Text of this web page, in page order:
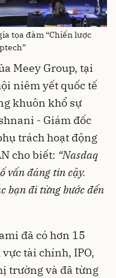
tọa đàm “Chiến lược
Meey Group, tại
niêm yết quốc tế
khuôn khổ sự
- Giám đốc
trách hoạt động
cho biết: “Nasdaq
vấn đáng tin cậy.
bạn đi từng bước đến
đã có hơn 15
tài chính, IPO,
trường và đã từng